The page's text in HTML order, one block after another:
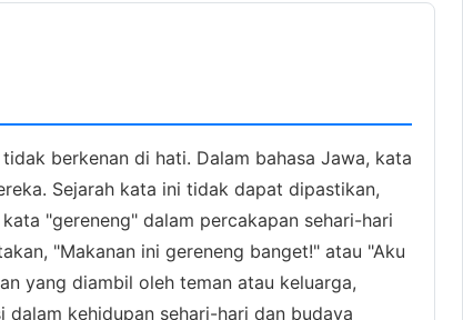
berkenan di hati. Dalam bahasa Jawa, kata
Sejarah kata ini tidak dapat dipastikan,
"gereneng" dalam percakapan sehari-hari
"Makanan ini gereneng banget!" atau "Aku
yang diambil oleh teman atau keluarga,
dalam kehidupan sehari-hari dan budaya